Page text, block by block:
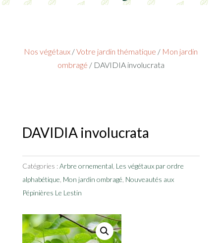
Nos végétaux /Votre jardin thématique / Mon jardin
ombragé / DAVIDIA involucrata
DAVIDIA involucrata
Catégories :Arbre ornemental Les végétaux par ordre
alphabétique Mon jardin ombragé Nouveautés aux
Pépinières Le Lestin